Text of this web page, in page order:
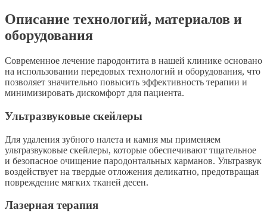
Описание технологий, материалов и
оборудования
Современное лечение пародонтита в нашей клинике основано
на использовании передовых технологий и оборудования, что
позволяет значительно повысить эффективность терапии и
минимизировать дискомфорт для пациента.
Ультразвуковые скейлеры
Для удаления зубного налета и камня мы применяем
ультразвуковые скейлеры, которые обеспечивают тщательное
и безопасное очищение пародонтальных карманов. Ультразвук
воздействует на твердые отложения деликатно, предотвращая
повреждение мягких тканей десен.
Лазерная терапия